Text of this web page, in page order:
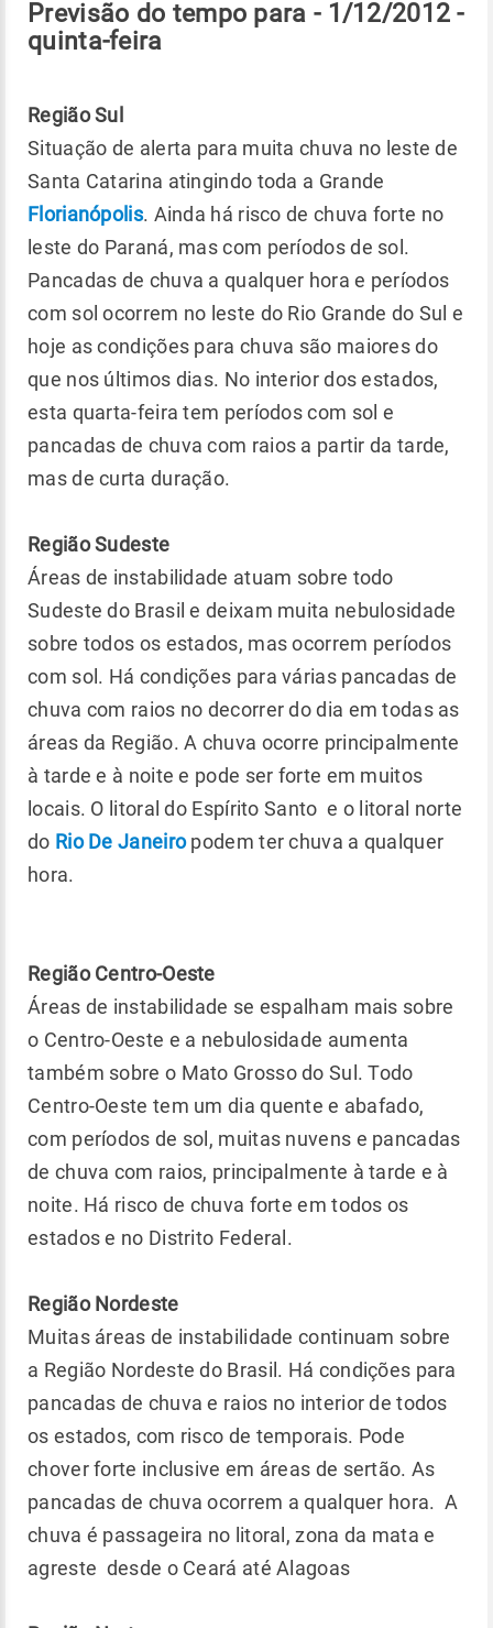
Previsão do tempo para - 1/12/2012 -
quinta-feira
Região Sul
Situação de alerta para muita chuva no leste de
Santa Catarina atingindo toda a Grande
Florianópolis. Ainda há risco de chuva forte no
leste do Paraná, mas com períodos de sol.
Pancadas de chuva a qualquer hora e períodos
com sol ocorrem no leste do Rio Grande do Sul e
hoje as condições para chuva são maiores do
que nos últimos dias. No interior dos estados,
esta quarta-feira tem períodos com sol e
pancadas de chuva com raios a partir da tarde,
mas de curta duração.
Região Sudeste
Áreas de instabilidade atuam sobre todo
Sudeste do Brasil e deixam muita nebulosidade
sobre todos os estados, mas ocorrem períodos
com sol. Há condições para várias pancadas de
chuva com raios no decorrer do dia em todas as
áreas da Região. A chuva ocorre principalmente
à tarde e à noite e pode ser forte em muitos
locais. O litoral do Espírito Santo e o litoral norte
do Rio De Janeiropodem ter chuva a qualquer
hora.
Região Centro-Oeste
Áreas de instabilidade se espalham mais sobre
o Centro-Oeste e a nebulosidade aumenta
também sobre o Mato Grosso do Sul. Todo
Centro-Oeste tem um dia quente e abafado,
com períodos de sol, muitas nuvens e pancadas
de chuva com raios, principalmente à tarde e à
noite. Há risco de chuva forte em todos os
estados e no Distrito Federal.
Região Nordeste
Muitas áreas de instabilidade continuam sobre
a Região Nordeste do Brasil. Há condições para
pancadas de chuva e raios no interior de todos
os estados, com risco de temporais. Pode
chover forte inclusive em áreas de sertão. As
pancadas de chuva ocorrem a qualquer hora. A
chuva é passageira no litoral, zona da mata e
agreste desde o Ceará até Alagoas